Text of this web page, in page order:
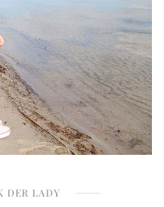
DER LADY